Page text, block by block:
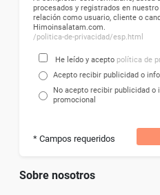
procesados ​​y registrados en
relación como usuario, cliente o
Himoinsalatam.com.
/politica-de-privacidad/esp.html
He leído y acepto política de
Acepto recibir publicidad o
No acepto recibir publicidad o
promocional
* Campos requeridos
Sobre nosotros